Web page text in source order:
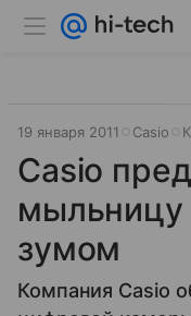
19 января 2011 Casio
Casio
зумом
Компания Casio